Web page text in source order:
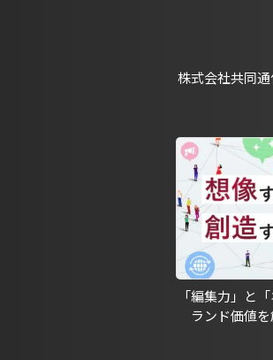
株式会社共同
「編集力」と
ランド価値